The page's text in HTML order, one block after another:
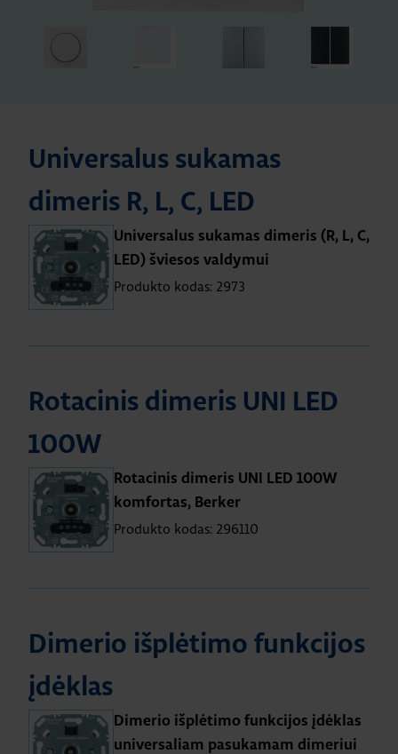
Universalus sukamas
dimeris R, L, C, LED
Universalus sukamas dimeris (R, L, C,
LED) šviesos valdymui
Produkto kodas: 2973
Rotacinis dimeris UNI LED
100W
Rotacinis dimeris UNI LED 100W
komfortas, Berker
Produkto kodas: 296110
Dimerio išplėtimo funkcijos
įdėklas
Dimerio išplėtimo funkcijos įdėklas
universaliam pasukamam dimeriui